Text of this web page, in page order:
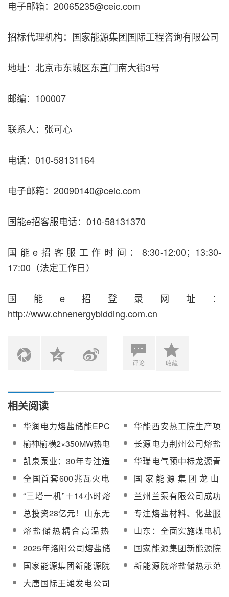
电子邮箱：20065235@ceic.com
招标代理机构：国家能源集团国际工程咨询有限公司
地址：北京市东城区东直门南大街3号
邮编：100007
联系人：张可心
电话：010-58131164
电子邮箱：20090140@ceic.com
国能e招客服电话：010-58131370
国能e招客服工作时间：8:30-12:00；13:30-
17:00（法定工作日）
国能e招登录网址：
http://www.chnenergybidding.com.cn
评论 收藏
相关阅读
华润电力熔盐储能EPC
工程监理服务项目结果
公告
华能西安热工院生产项
目500MW/2000MWh熔
盐储能中心项目熔盐泵
候选人公示
榆神榆横2×350MW热电
联产工程熔盐储能项目
预留进口、国产阀门等
采购
长源电力荆州公司熔盐
储能项目2713吨三元盐
采购
凯泉泵业：30年专注造
泵，打开光热熔盐储能
新市场
华瑞电气预中标龙源青
海格尔木5万千瓦熔盐储
能项目高压给水电加热
器
全国首套600兆瓦火电
机组抽汽熔盐储能辅助
调峰项目顶峰运行
国家能源集团龙山
600MW火电抽汽熔盐储
能项目正式投运
“三塔一机”＋14小时熔
盐储能系统！青海亿储
格尔木350MW塔式光热
发电项目可研报告评审
会顺利召开
兰州兰泵有限公司成功
中标华能西安热工院生
产项目
500MW/2000MWh熔盐
储能中心项目，助力能
总投资28亿元！山东无
棣300MW/4000MWH新
型压缩二氧化碳熔盐储
能绿色蒸汽示范项目签
约
专注熔盐材料、化盐服
务！奥博储能将鼎力支
持2025第十二届中国国
际光热大会召开
熔盐储热耦合高温热
泵！国内首个多元热储
绿色蒸汽示范项目正式
投运
山东：全面实施煤电机
组“三改联动”，推进热电
协同、熔盐储热等热电
解耦技术示范
2025年洛阳公司熔盐储
热解耦、高效调节项目
可行性研究编制询价采
购
国家能源集团新能源院
“热力电池”(卡诺电池)、
熔盐储热项目设计咨询
国家能源集团新能源院
熔盐储热示范工程调试
技术服务采购
新能源院熔盐储热示范
大唐国际王滩发电公司